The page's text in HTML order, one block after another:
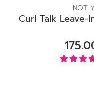
NOT
Curl Talk Leave-